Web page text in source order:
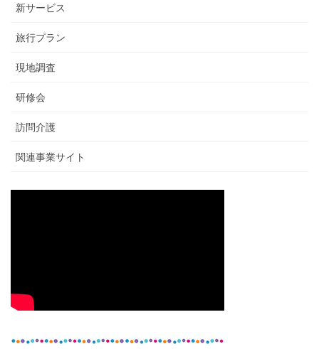
新サービス
旅行プラン
現地調査
研修会
訪問介護
関連事業サイト